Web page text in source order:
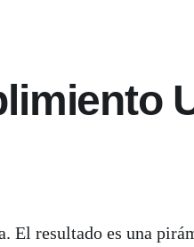
resultado es una